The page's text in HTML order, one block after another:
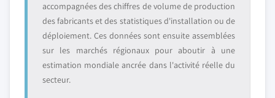
accompagnées des chiffres de volume de production
des fabricants et des statistiques d'installation ou de
déploiement. Ces données sont ensuite assemblées
sur les marchés régionaux pour aboutir à une
estimation mondiale ancrée dans l'activité réelle du
secteur.